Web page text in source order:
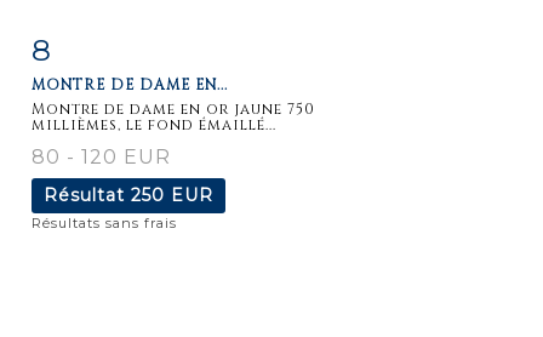
8
MONTRE DE DAME EN...
Montre de dame en or jaune 750
millièmes, le fond émaillé...
80 - 120 EUR
Résultat 250 EUR
Résultats sans frais